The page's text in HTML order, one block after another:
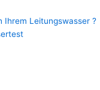
Ihrem Leitungswasser ?